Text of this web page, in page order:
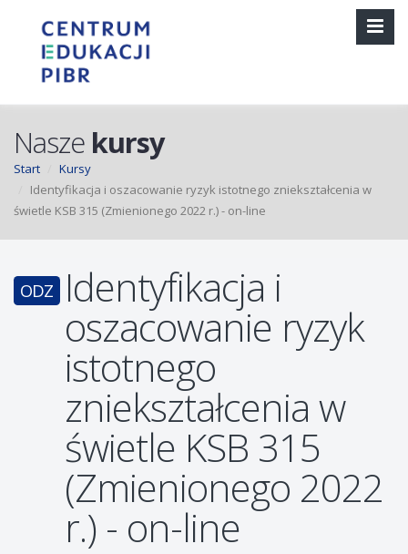
Nasze kursy
Start
Kursy
Identyfikacja i oszacowanie ryzyk istotnego zniekształcenia w
świetle KSB 315 (Zmienionego 2022 r.) - on-line
ODZ Identyfikacja i
oszacowanie ryzyk
istotnego
zniekształcenia w
świetle KSB 315
(Zmienionego 2022
r.) - on-line